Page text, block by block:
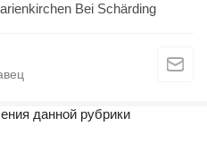
Bei Schärding
данной рубрики